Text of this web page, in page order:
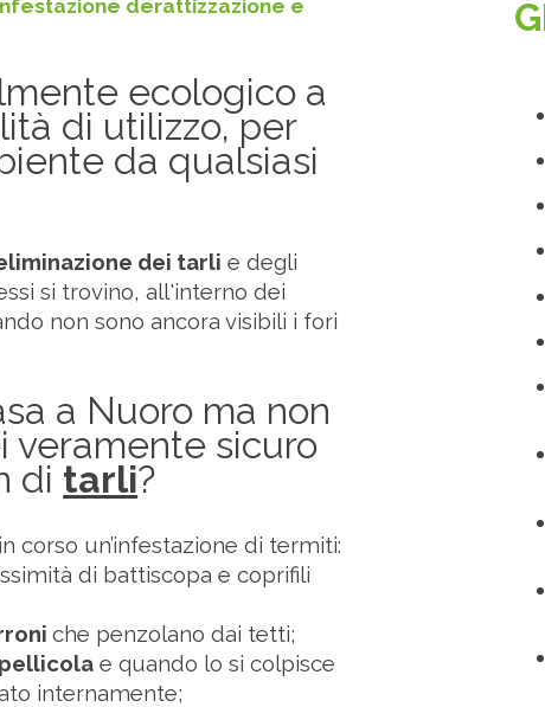
derattizzazione e
ecologico a
di utilizzo, per
da qualsiasi
dei tarli e degli
si trovino, all'interno dei
non sono ancora visibili i fori
a Nuoro ma non
veramente sicuro
di tarli?
corso un’infestazione di termiti:
di battiscopa e coprifili
che penzolano dai tetti;
e quando lo si colpisce
internamente;